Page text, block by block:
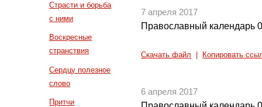
Страсти и борьба
с ними
Воскресные
странствия
Сердцу полезное
слово
Притчи
7 апреля 2017
Православный календарь
Скачать файл Копировать
6 апреля 2017